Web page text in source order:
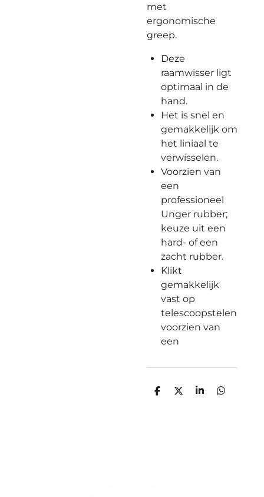
met
ergonomische
greep.
Deze
raamwisser ligt
optimaal in de
hand.
Het is snel en
gemakkelijk om
het liniaal te
verwisselen.
Voorzien van
een
professioneel
Unger rubber;
keuze uit een
hard- of een
zacht rubber.
Klikt
gemakkelijk
vast op
telescoopstelen
voorzien van
een
D
D
S
D